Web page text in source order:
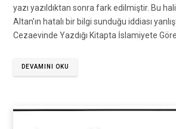
yazı yazıldıktan sonra fark edilmiştir. Bu
Altan’ın hatalı bir bilgi sunduğu iddiası
Cezaevinde Yazdığı Kitapta İslamiyete
DEVAMINI OKU